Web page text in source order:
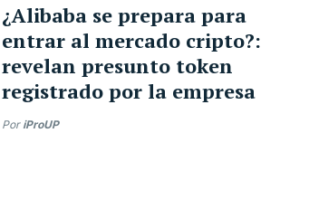
¿Alibaba se prepara para
entrar al mercado cripto?:
revelan presunto token
registrado por la empresa
Por iProUP